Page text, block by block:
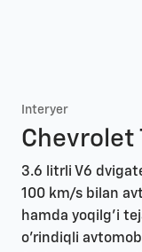
Interyer
Chevrolet
3.6 litrli V6
100 km/s bilan
hamda yoqilg’i
o’rindiqli